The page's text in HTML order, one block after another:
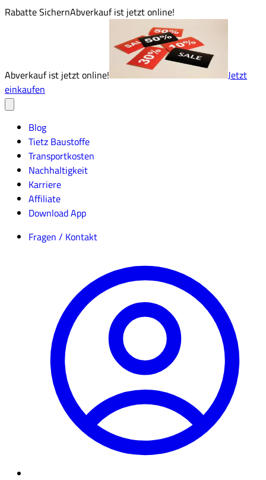
Rabatte SichernAbverkauf ist jetzt online!
Abverkauf ist jetzt online!
Jetzt
einkaufen
Blog
Tietz Baustoffe
Transportkosten
Nachhaltigkeit
Karriere
Affiliate
Download App
Fragen / Kontakt